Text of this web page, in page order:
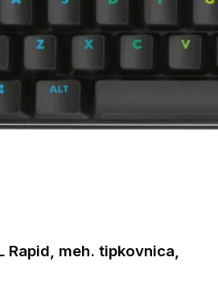
Rapid, meh. tipkovnica,